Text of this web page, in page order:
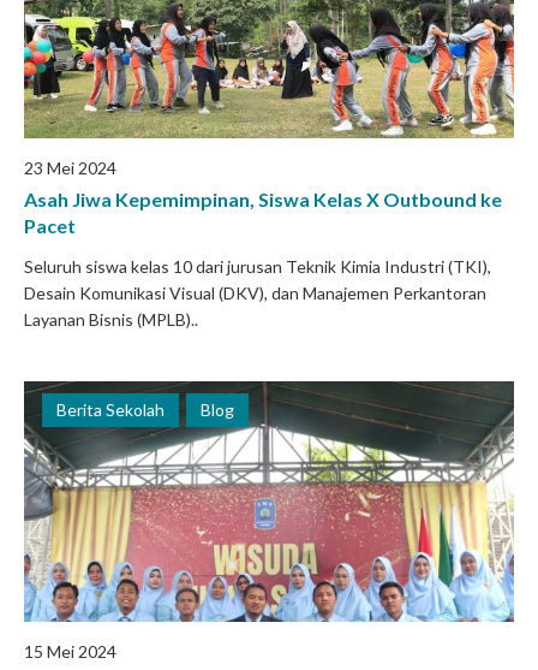
23 Mei 2024
Asah Jiwa Kepemimpinan, Siswa Kelas X Outbound ke
Pacet
Seluruh siswa kelas 10 dari jurusan Teknik Kimia Industri (TKI),
Desain Komunikasi Visual (DKV), dan Manajemen Perkantoran
Layanan Bisnis (MPLB)..
Berita Sekolah Blog
15 Mei 2024